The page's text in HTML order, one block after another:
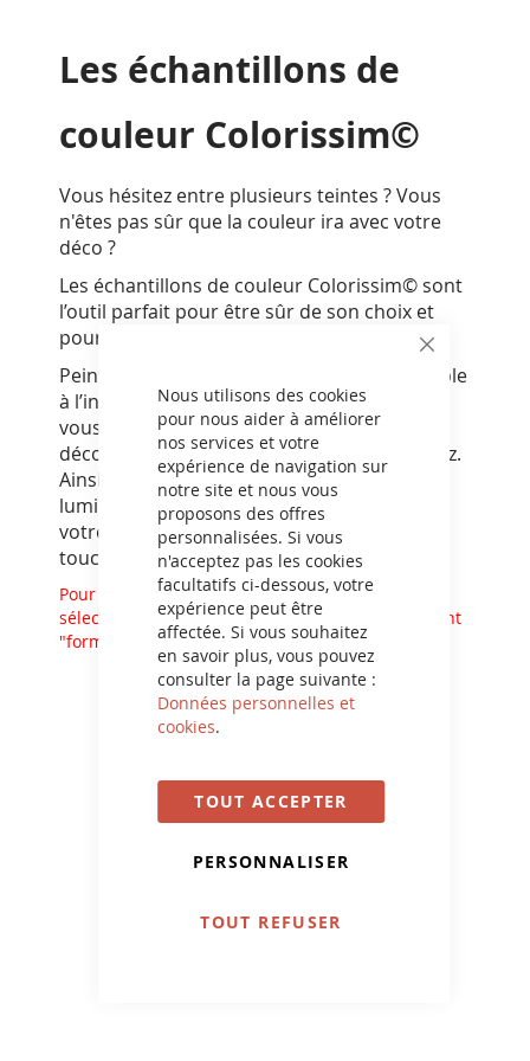
CLOSE
COOKIE
Nous utilisons des cookies
pour nous aider à améliorer
nos services et votre
expérience de navigation sur
notre site et nous vous
proposons des offres
personnalisées. Si vous
n'acceptez pas les cookies
facultatifs ci-dessous, votre
expérience peut être
affectée. Si vous souhaitez
en savoir plus, vous pouvez
consulter la page suivante :
Données personnelles et
cookies.
TOUT ACCEPTER
PERSONNALISER
TOUT REFUSER
Les échantillons de
couleur Colorissim©
Vous hésitez entre plusieurs teintes ? Vous
n'êtes pas sûr que la couleur ira avec votre
déco ?
Les échantillons de couleur Colorissim© sont
l’outil parfait pour être sûr de son choix et
pour associer des couleurs.
Peintes sur un papier adhésif repositionnable
à l’infini avec la vraie peinture Colorissim©,
vous pouvez les coller sur votre mur et les
décoller autant de fois que vous le souhaitez.
Ainsi vous pourrez juger chez vous, à la
lumière de votre intérieur et au milieu de
votre décoration, la couleur, l’aspect et le
toucher de la peinture.
Pour sélectionner un échantillon de couleur,
sélectionner "Echantillon" dans le menu déroulant
"format".
JE LES VEUX